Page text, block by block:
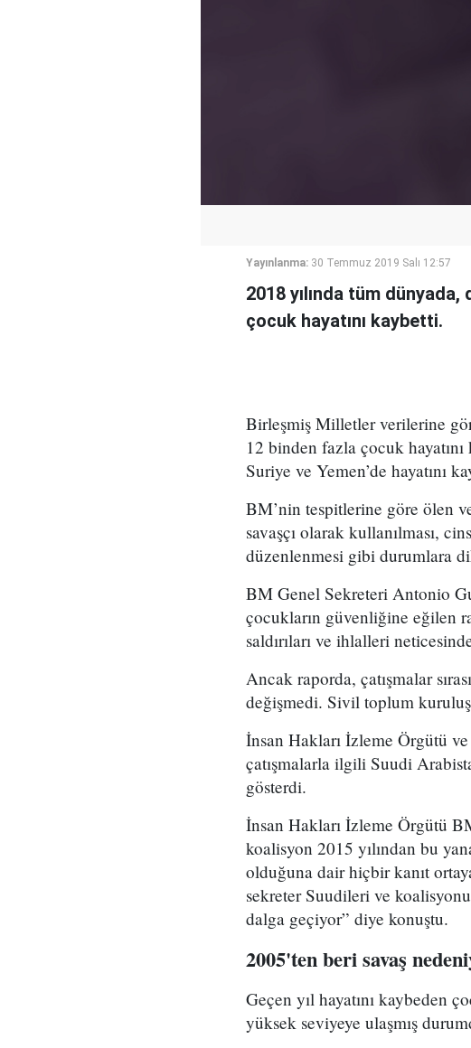
Yayınlanma: 30 Temmuz 2019 Salı 12:57
2018 yılında tüm
çocuk hayatını kaybetti.
Birleşmiş Milletler verilerine
12 binden fazla çocuk
Suriye ve Yemen’de hayatını
BM’nin tespitlerine göre ölen
savaşçı olarak kullanılması,
düzenlenmesi gibi durumlara
BM Genel Sekreteri Antonio
çocukların güvenliğine eğilen
saldırıları ve ihlalleri
Ancak raporda, çatışmalar
değişmedi. Sivil toplum
İnsan Hakları İzleme Örgütü
çatışmalarla ilgili Suudi
gösterdi.
İnsan Hakları İzleme Örgütü
koalisyon 2015 yılından bu
olduğuna dair hiçbir kanıt
sekreter Suudileri ve
dalga geçiyor” diye konuştu.
2005'ten beri savaş
Geçen yıl hayatını kaybeden
yüksek seviyeye ulaşmış